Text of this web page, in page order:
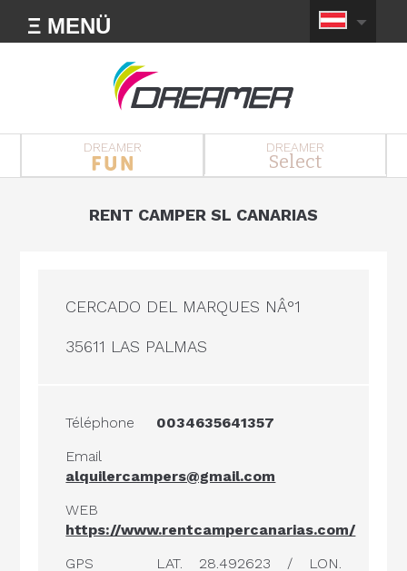
Ξ MENÜ
DREAMER DREAMER
Select
RENT CAMPER SL CANARIAS
CERCADO DEL MARQUES NÂ°1
35611 LAS PALMAS
Téléphone
0034635641357
Email
alquilercampers@gmail.com
WEB
https://www.rentcampercanarias.com/
GPS
LAT. 28.492623 / LON.